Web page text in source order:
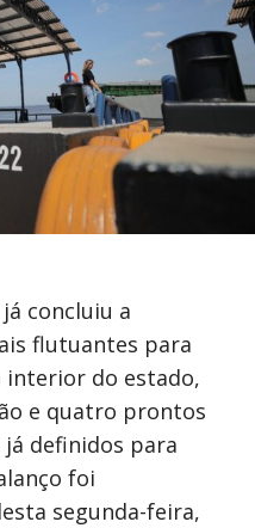
concluiu a
flutuantes para
interior do estado,
e quatro prontos
definidos para
foi
segunda-feira,